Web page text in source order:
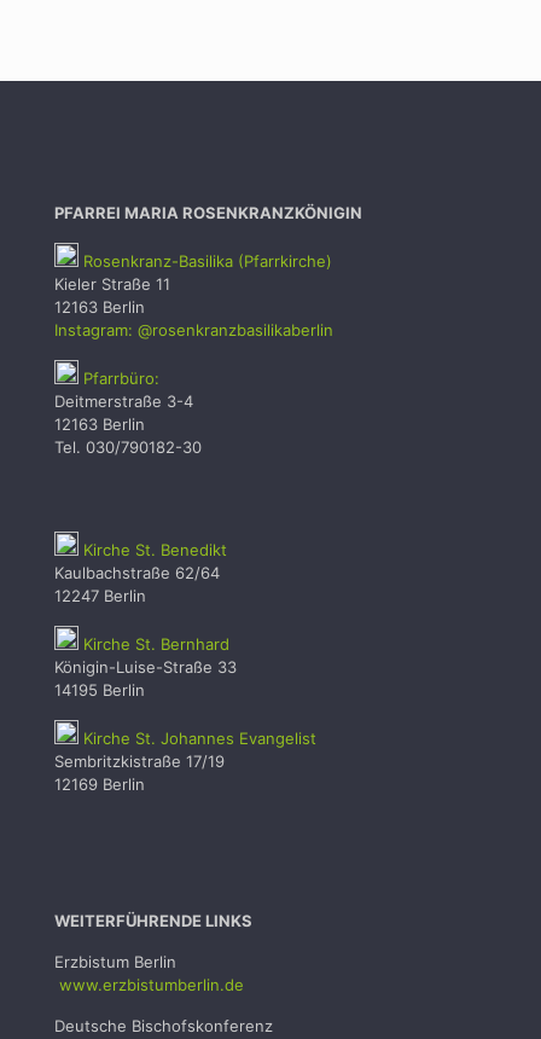
PFARREI MARIA ROSENKRANZKÖNIGIN
Rosenkranz-Basilika (Pfarrkirche)
Kieler Straße 11
12163 Berlin
Instagram: @rosenkranzbasilikaberlin
Pfarrbüro:
Deitmerstraße 3-4
12163 Berlin
Tel. 030/790182-30
Kirche St. Benedikt
Kaulbachstraße 62/64
12247 Berlin
Kirche St. Bernhard
Königin-Luise-Straße 33
14195 Berlin
Kirche St. Johannes Evangelist
Sembritzkistraße 17/19
12169 Berlin
WEITERFÜHRENDE LINKS
Erzbistum Berlin
www.erzbistumberlin.de
Deutsche Bischofskonferenz